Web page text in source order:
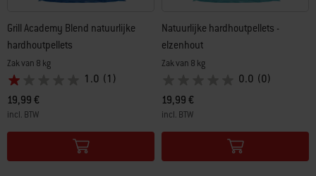
Grill Academy Blend natuurlijke
hardhoutpellets
Zak van 8 kg
1.0 (1)
19,99 €
incl. BTW
Color Options
Natuurlijke hardhoutpellets -
elzenhout
Zak van 8 kg
0.0 (0)
19,99 €
incl. BTW
Color Options